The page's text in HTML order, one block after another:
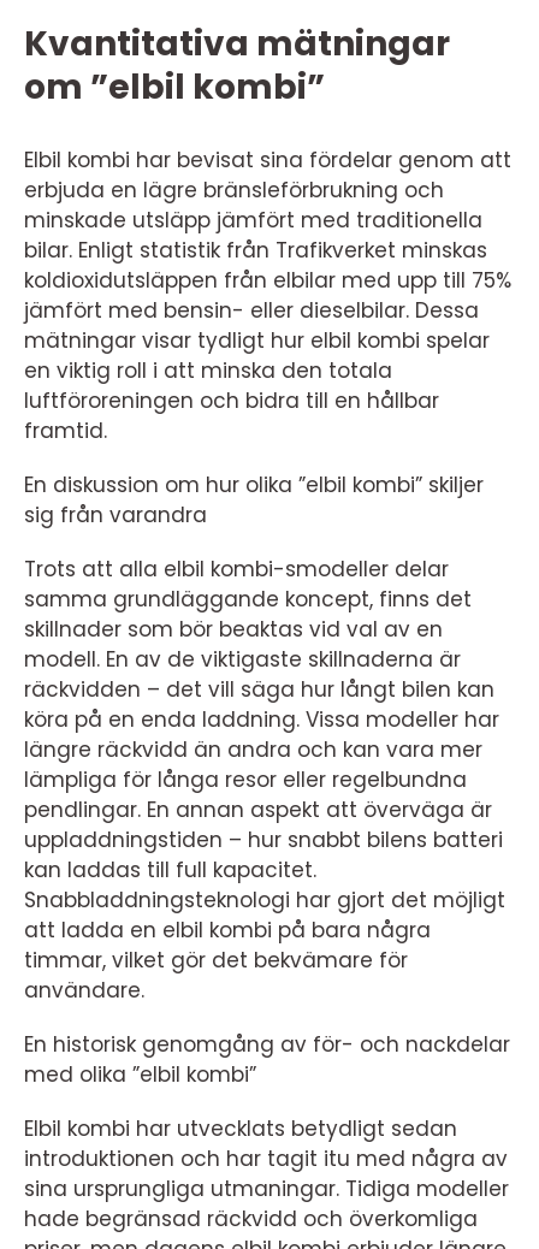
Kvantitativa mätningar
om ”elbil kombi”
Elbil kombi har bevisat sina fördelar genom att
erbjuda en lägre bränsleförbrukning och
minskade utsläpp jämfört med traditionella
bilar. Enligt statistik från Trafikverket minskas
koldioxidutsläppen från elbilar med upp till 75%
jämfört med bensin- eller dieselbilar. Dessa
mätningar visar tydligt hur elbil kombi spelar
en viktig roll i att minska den totala
luftföroreningen och bidra till en hållbar
framtid.
En diskussion om hur olika ”elbil kombi” skiljer
sig från varandra
Trots att alla elbil kombi-smodeller delar
samma grundläggande koncept, finns det
skillnader som bör beaktas vid val av en
modell. En av de viktigaste skillnaderna är
räckvidden – det vill säga hur långt bilen kan
köra på en enda laddning. Vissa modeller har
längre räckvidd än andra och kan vara mer
lämpliga för långa resor eller regelbundna
pendlingar. En annan aspekt att överväga är
uppladdningstiden – hur snabbt bilens batteri
kan laddas till full kapacitet.
Snabbladdningsteknologi har gjort det möjligt
att ladda en elbil kombi på bara några
timmar, vilket gör det bekvämare för
användare.
En historisk genomgång av för- och nackdelar
med olika ”elbil kombi”
Elbil kombi har utvecklats betydligt sedan
introduktionen och har tagit itu med några av
sina ursprungliga utmaningar. Tidiga modeller
hade begränsad räckvidd och överkomliga